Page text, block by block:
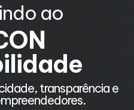
ao
transparência e